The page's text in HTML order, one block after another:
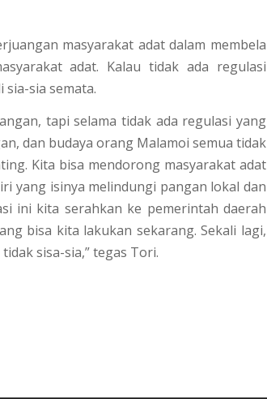
masyarakat adat dalam membela
adat. Kalau tidak ada regulasi
sia semata.
tapi selama tidak ada regulasi yang
dan budaya orang Malamoi semua tidak
Kita bisa mendorong masyarakat adat
yang isinya melindungi pangan lokal dan
ini kita serahkan ke pemerintah daerah
bisa kita lakukan sekarang. Sekali lagi,
sisa-sia,” tegas Tori.